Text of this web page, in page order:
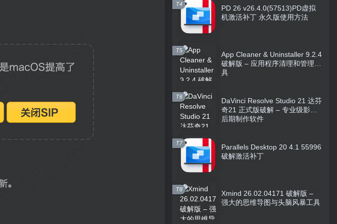
PD 26 v26.4.0(57513)PD虚拟
机激活补丁 永久版使用方法
T4
App Cleaner & Uninstaller 9.2.4
破解版 – 应用程序清理和管理工
具
T5
DaVinci Resolve Studio 21 达芬
奇21 正式版破解 – 专业级影视
后期制作软件
T6
Parallels Desktop 20 4.1 55996
破解激活补丁
T7
Xmind 26.02.04171 破解版 –
强大的思维导图与头脑风暴工具
T8